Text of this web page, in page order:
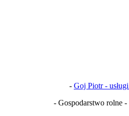
- Goj Piotr -
- Gospodarstwo rolne